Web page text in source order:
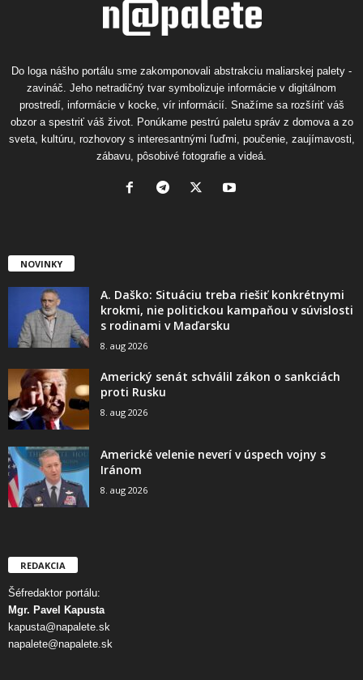
Do loga nášho portálu sme zakomponovali abstrakciu maliarskej palety -
zavináč. Jeho netradičný tvar symbolizuje informácie v digitálnom
prostredí, informácie v kocke, vír informácií. Snažíme sa rozšíriť váš
obzor a spestriť váš život. Ponúkame pestrú paletu správ z domova a zo
sveta, kultúru, rozhovory s interesantnými ľuďmi, poučenie, zaujímavosti,
zábavu, pôsobivé fotografie a videá.
NOVINKY
A. Daško: Situáciu treba riešiť konkrétnymi
krokmi, nie politickou kampaňou v súvislosti
s rodinami v Maďarsku
8. aug 2026
Americký senát schválil zákon o sankciách
proti Rusku
8. aug 2026
Americké velenie neverí v úspech vojny s
Iránom
8. aug 2026
REDAKCIA
Šéfredaktor portálu:
Mgr. Pavel Kapusta
kapusta@napalete.sk
napalete@napalete.sk